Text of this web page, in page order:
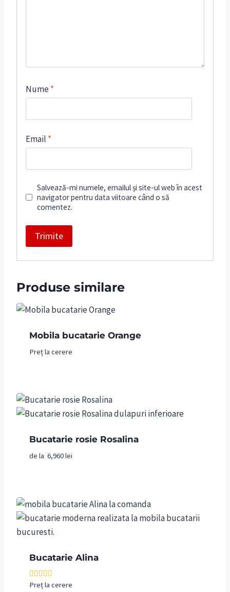
Nume*
Email *
Salvează-mi numele, emailul și site-ul web în acest
navigator pentru data viitoare când o să
comentez.
Produse similare
Mobila bucatarie Orange
Preț la cerere
Bucatarie rosie Rosalina
de la 6,960lei
Bucatarie Alina
Evaluat la
Preț la cerere